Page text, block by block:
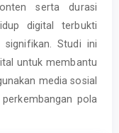
serta durasi
digital terbukti
signifikan. Studi ini
untuk membantu
media sosial
pola